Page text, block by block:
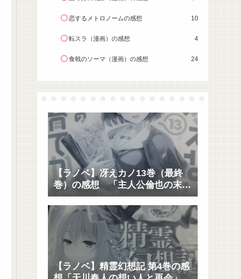
恋するメトロノームの感想 10
転スラ（漫画）の感想 4
食戟のソーマ（漫画）の感想 24
【ラノベ】冴えカノ13巻（最終
巻）の感想 「主人公倫也の末路
と未来に寄り添うのは?」
【ラノベ】精霊幻想記 第4巻の感